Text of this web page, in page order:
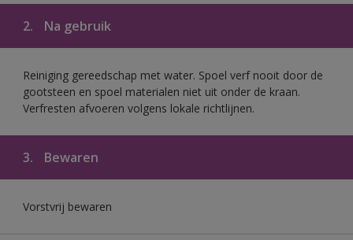
2. Na gebruik
Reiniging gereedschap met water. Spoel verf nooit door de
gootsteen en spoel materialen niet uit onder de kraan.
Verfresten afvoeren volgens lokale richtlijnen.
3. Bewaren
Vorstvrij bewaren